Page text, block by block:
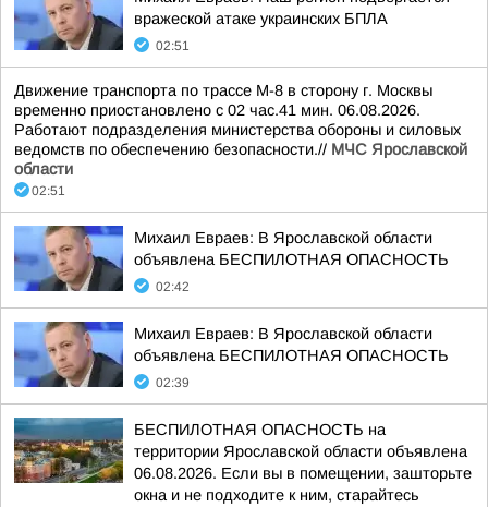
вражеской атаке украинских БПЛА
02:51
Движение транспорта по трассе М-8 в сторону г. Москвы
временно приостановлено с 02 час.41 мин. 06.08.2026.
Работают подразделения министерства обороны и силовых
ведомств по обеспечению безопасности.// МЧС Ярославской
области
02:51
Михаил Евраев: В Ярославской области
объявлена БЕСПИЛОТНАЯ ОПАСНОСТЬ
02:42
Михаил Евраев: В Ярославской области
объявлена БЕСПИЛОТНАЯ ОПАСНОСТЬ
02:39
БЕСПИЛОТНАЯ ОПАСНОСТЬ на
территории Ярославской области объявлена
06.08.2026. Если вы в помещении, зашторьте
окна и не подходите к ним, старайтесь